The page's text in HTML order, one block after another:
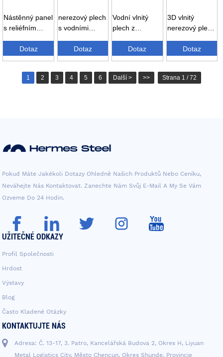
Nástěnný panel
s reliéfním
nerezové oceli
s vodními
vlnami...
Dotaz
nerezový plech
s vodními
červený ...
Dotaz
Vodní vlnitý
plech z
Dotaz
3D vlnitý
nerezový plech
Dotaz
1 2 3 4 5 6 Další > >> Strana 1 / 72
Pokud Máte Jakékoli Dotazy Ohledně Našich Produktů Nebo Ceníku,
Neváhejte Nás Kontaktovat. Zanechte Nám Svůj E-Mail A My Se Vám
Ozveme Do 24 Hodin.
UŽITEČNÉ ODKAZY
Profil Společnosti
Hrdost
Výstavy
Blog
Často Kladené Otázky
KONTAKTUJTE NÁS
Adresa: Č. 13-17, 3. Patro, Kancelářská Budova 2, Okres H, Liyuan
Metal Logistics City, Město Chencun, Okres Shunde, Provincie